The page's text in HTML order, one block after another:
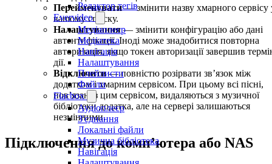
Редактор тегів
Evervideo
Медіаплеєр
Медіатека
Навігація
Налаштування
Плейлисти
Файли
Flacbox
Аудіоплеєр
З'єднання
Локальні файли
Музична бібліотека
Навігація
Перейменувати— змінити назву хмарного сервісу
вашому списку.
Налаштування— змінити конфігурацію або дані
автентифікації. Іноді може знадобитися повторна
авторизація, якщо токен авторизації завершив
дії.
Відключити— повністю розірвати зв’язок між
додатком і хмарним сервісом. При цьому всі пісні,
пов’язані з цим сервісом, видаляються з музичної
бібліотеки додатка, але на сервері залишаються
незмінними.
Підключення до комп’ютера або NAS